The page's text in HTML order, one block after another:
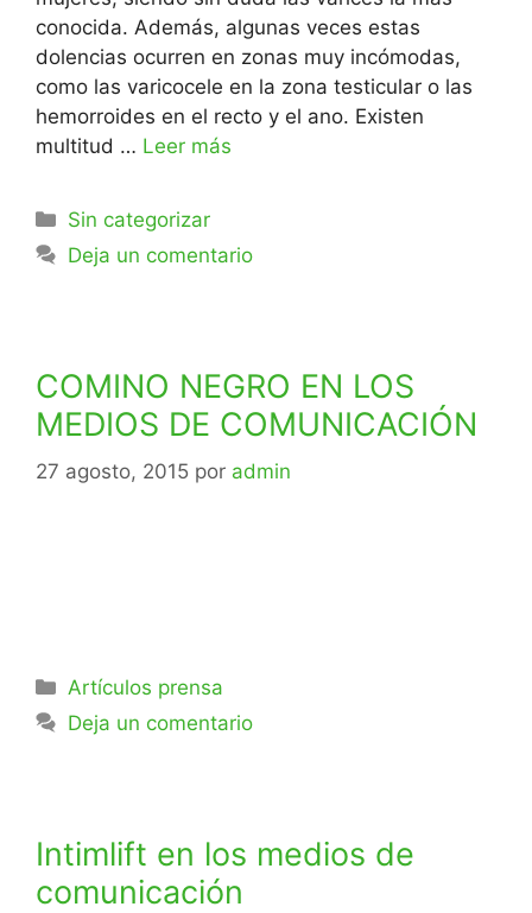
conocida. Además, algunas veces estas
dolencias ocurren en zonas muy incómodas,
como las varicocele en la zona testicular o las
hemorroides en el recto y el ano. Existen
multitud … Leer más
Sin categorizar
Deja un comentario
COMINO NEGRO EN LOS
MEDIOS DE COMUNICACIÓN
27 agosto, 2015 por admin
Artículos prensa
Deja un comentario
Intimlift en los medios de
comunicación